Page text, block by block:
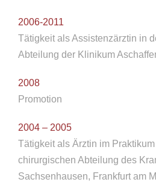
2006-2011
Tätigkeit als Assistenzärztin in
Abteilung der Klinikum
2008
Promotion
2004 – 2005
Tätigkeit als Ärztin im
chirurgischen Abteilung des
Sachsenhausen, Frankfurt am